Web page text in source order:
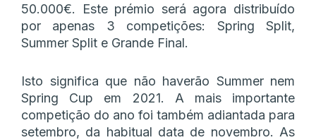
50.000€. Este prémio será agora distribuído
por apenas 3 competições: Spring Split,
Summer Split e Grande Final.
Isto significa que não haverão Summer nem
Spring Cup em 2021. A mais importante
competição do ano foi também adiantada para
setembro, da habitual data de novembro. As